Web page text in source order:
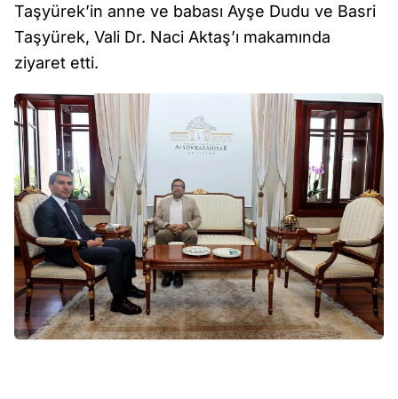
Taşyürek’in anne ve babası Ayşe Dudu ve Basri
Taşyürek, Vali Dr. Naci Aktaş’ı makamında
ziyaret etti.